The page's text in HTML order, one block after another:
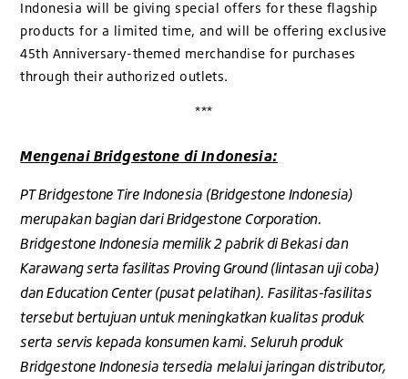
Indonesia will be giving special offers for these flagship
products for a limited time, and will be offering exclusive
45th Anniversary-themed merchandise for purchases
through their authorized outlets.
***
Mengenai Bridgestone di Indonesia:
PT Bridgestone Tire Indonesia (Bridgestone Indonesia)
merupakan bagian dari Bridgestone Corporation.
Bridgestone Indonesia memilik 2 pabrik di Bekasi dan
Karawang serta fasilitas Proving Ground (lintasan uji coba)
dan Education Center (pusat pelatihan). Fasilitas-fasilitas
tersebut bertujuan untuk meningkatkan kualitas produk
serta servis kepada konsumen kami. Seluruh produk
Bridgestone Indonesia tersedia melalui jaringan distributor,